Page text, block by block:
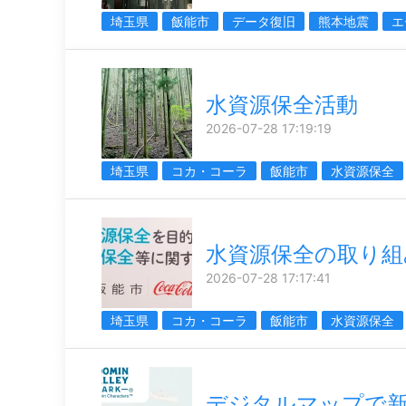
埼玉県 飯能市 データ復旧 熊本地震
水資源保全活動
2026-07-28 17:19:19
埼玉県 コカ・コーラ 飯能市 水資源保全
水資源保全の取り
2026-07-28 17:17:41
埼玉県 コカ・コーラ 飯能市 水資源保全